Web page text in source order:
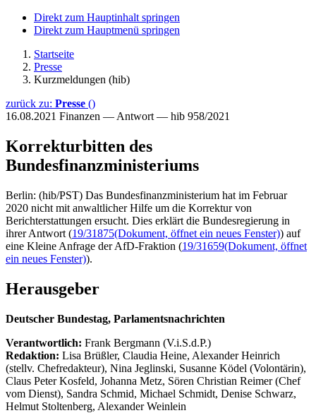
Direkt zum Hauptinhalt springen
Direkt zum Hauptmenü springen
Startseite
Presse
Kurzmeldungen (hib)
zurück zu: Presse ()
16.08.2021 Finanzen — Antwort — hib 958/2021
Korrekturbitten des
Bundesfinanzministeriums
Berlin: (hib/PST) Das Bundesfinanzministerium hat im Februar
2020 nicht mit anwaltlicher Hilfe um die Korrektur von
Berichterstattungen ersucht. Dies erklärt die Bundesregierung in
ihrer Antwort (19/31875(Dokument, öffnet ein neues Fenster)) auf
eine Kleine Anfrage der AfD-Fraktion (19/31659(Dokument, öffnet
ein neues Fenster)).
Herausgeber
Deutscher Bundestag, Parlamentsnachrichten
Verantwortlich: Frank Bergmann (V.i.S.d.P.)
Redaktion: Lisa Brüßler, Claudia Heine, Alexander Heinrich
(stellv. Chefredakteur), Nina Jeglinski, Susanne Ködel (Volontärin),
Claus Peter Kosfeld, Johanna Metz, Sören Christian Reimer (Chef
vom Dienst), Sandra Schmid, Michael Schmidt, Denise Schwarz,
Helmut Stoltenberg, Alexander Weinlein